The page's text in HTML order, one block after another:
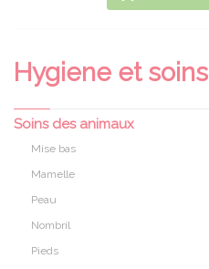
Hygiene et soins
Soins des animaux
Mise bas
Mamelle
Peau
Nombril
Pieds